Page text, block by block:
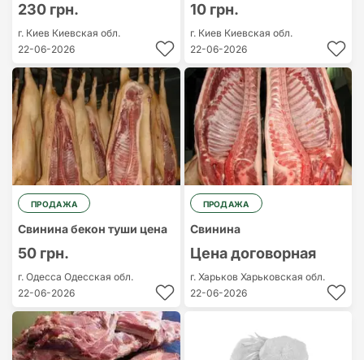
230 грн.
г. Киев Киевская обл.
22-06-2026
10 грн.
г. Киев Киевская обл.
22-06-2026
ПРОДАЖА
Свинина бекон туши цена
50 грн.
г. Одесса Одесская обл.
22-06-2026
ПРОДАЖА
Свинина
Цена договорная
г. Харьков Харьковская обл.
22-06-2026